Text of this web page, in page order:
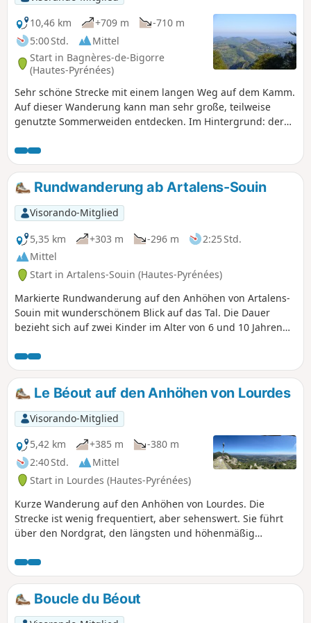
exponierter. Im Sommer sollten Sie eine
Mütze und Wasser mitnehmen. Schade
jedoch, dass der Gipfel vernachlässigt
wird, denn das Felsvorsprung ist
ebenso wie die Orientierungstafel nicht
mehr zugänglich.
10,46 km
+709 m
-710 m
5:00 Std.
Mittel
Start in Bagnères-de-Bigorre
(Hautes-Pyrénées)
Sehr schöne Strecke mit einem langen Weg auf dem Kamm.
Auf dieser Wanderung kann man sehr große, teilweise
genutzte Sommerweiden entdecken. Im Hintergrund: der
Mongie. Diese Wanderung auf dem Kamm sollte bei Nebel
oder starkem Regen nicht unternommen werden.
Rundwanderung ab Artalens-Souin
Visorando-Mitglied
5,35 km
+303 m -296 m
2:25 Std.
Mittel
Start in Artalens-Souin (Hautes-Pyrénées)
Markierte Rundwanderung auf den Anhöhen von Artalens-
Souin mit wunderschönem Blick auf das Tal. Die Dauer
bezieht sich auf zwei Kinder im Alter von 6 und 10 Jahren
Le Béout auf den Anhöhen von Lourdes
Visorando-Mitglied
5,42 km
+385 m
-380 m
2:40 Std.
Mittel
Start in Lourdes (Hautes-Pyrénées)
Kurze Wanderung auf den Anhöhen von Lourdes. Die
Strecke ist wenig frequentiert, aber sehenswert. Sie führt
über den Nordgrat, den längsten und höhenmäßig
Kreuz steht, hat man einen 360°-Blick auf die Landschaft
von Lourdes. Vom zweiten Gipfel auf 719 m Höhe entdeckt
man einen Aussichtspunkt mit der alten Seilbahnanlage
(sic) von Béout. Etwas weiter entfernt befindet sich der
Boucle du Béout